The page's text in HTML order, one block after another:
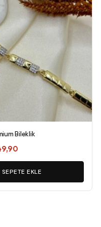
Bileklik
andaki
fiyat:
₺249,90.
SEPETE EKLE